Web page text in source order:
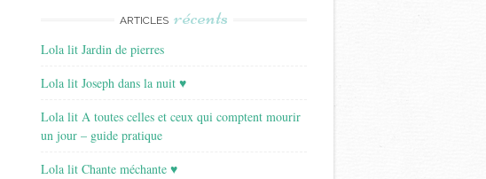
ARTICLES récents
Lola lit Jardin de pierres
Lola lit Joseph dans la nuit ♥
Lola lit A toutes celles et ceux qui comptent mourir
un jour – guide pratique
Lola lit Chante méchante ♥